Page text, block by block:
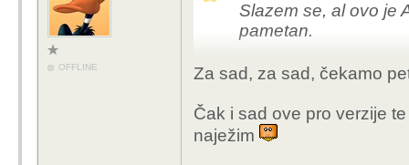
OFFLINE
Slazem se, al ovo je
pametan.
Za sad, za sad, čekamo
Čak i sad ove pro verzije
naježim